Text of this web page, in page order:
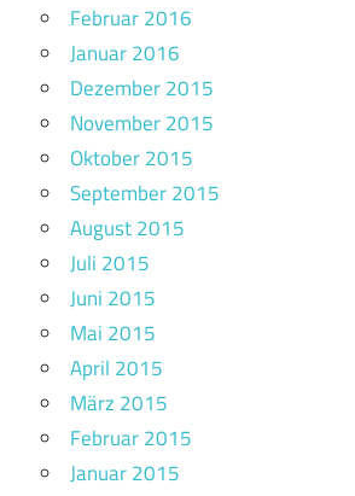
Februar 2016
Januar 2016
Dezember 2015
November 2015
Oktober 2015
September 2015
August 2015
Juli 2015
Juni 2015
Mai 2015
April 2015
März 2015
Februar 2015
Januar 2015